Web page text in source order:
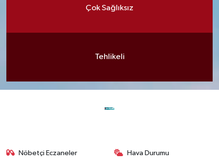
Çok Sağlıksız
Tehlikeli
Nöbetçi Eczaneler Hava Durumu